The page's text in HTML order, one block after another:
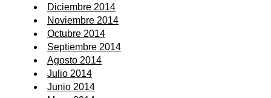
Diciembre 2014
Noviembre 2014
Octubre 2014
Septiembre 2014
Agosto 2014
Julio 2014
Junio 2014